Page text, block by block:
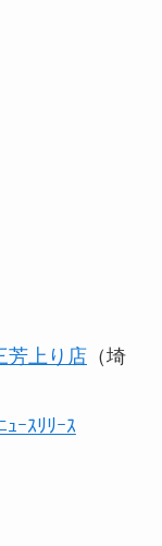
芳上り店（埼
ｭｰｽﾘﾘｰｽ